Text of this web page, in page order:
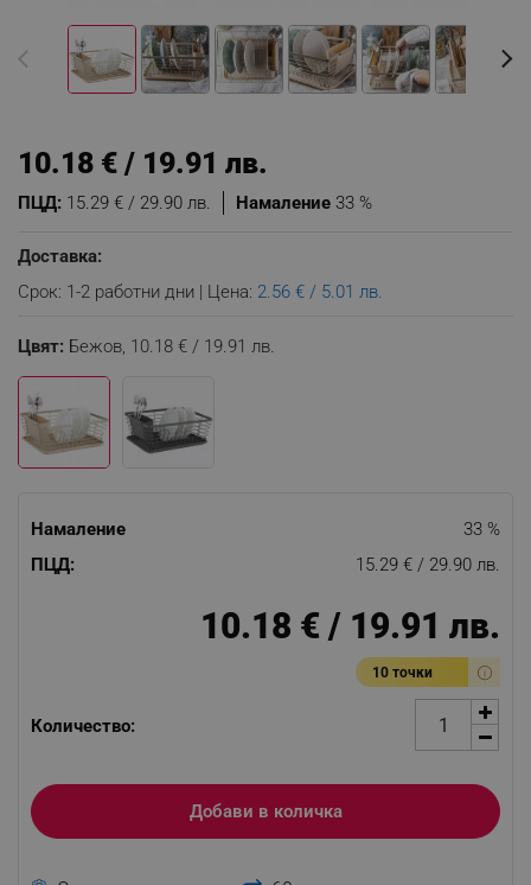
Намаление 33 %
ПЦД: 15.29 € / 29.90 лв.
10.18 € / 19.91 лв.
Доставка:
Срок: 1-2 работни дни | Цена: 2.56 € / 5.01 лв.
Цвят: Бежов, 10.18 € / 19.91 лв.
Намаление
33 %
ПЦД:
15.29 € / 29.90 лв.
10.18 € / 19.91 лв.
10 точки
Количество:
Добави в количка